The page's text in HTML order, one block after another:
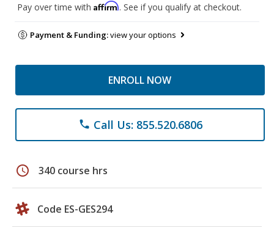
Pay over time with Affirm. See if you qualify at checkout.
Payment & Funding:view your options
ENROLL NOW
phone Call Us: 855.520.6806
schedule 340 course hrs
Code ES-GES294